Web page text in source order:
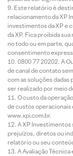
Este relatório é
relacionamento da XP
investimentos da XP e
da XP. Fica proibida
no todo ou em parte,
consentimento
0800 77 20202. A
de canal de contato
com as soluções dadas
ser realizado por meio
O custo da
de custos operacionais
www.xpi.com.br.
A XP Investimentos
prejuízos, diretos ou
relatório ou seu
A Avaliação